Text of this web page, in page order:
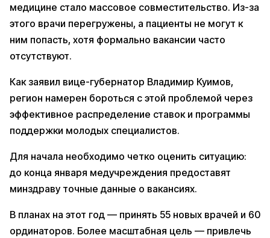
медицине стало массовое совместительство. Из-за
этого врачи перегружены, а пациенты не могут к
ним попасть, хотя формально вакансии часто
отсутствуют.
Как заявил вице-губернатор Владимир Куимов,
регион намерен бороться с этой проблемой через
эффективное распределение ставок и программы
поддержки молодых специалистов.
Для начала необходимо четко оценить ситуацию:
до конца января медучреждения предоставят
минздраву точные данные о вакансиях.
В планах на этот год — принять 55 новых врачей и 60
ординаторов. Более масштабная цель — привлечь